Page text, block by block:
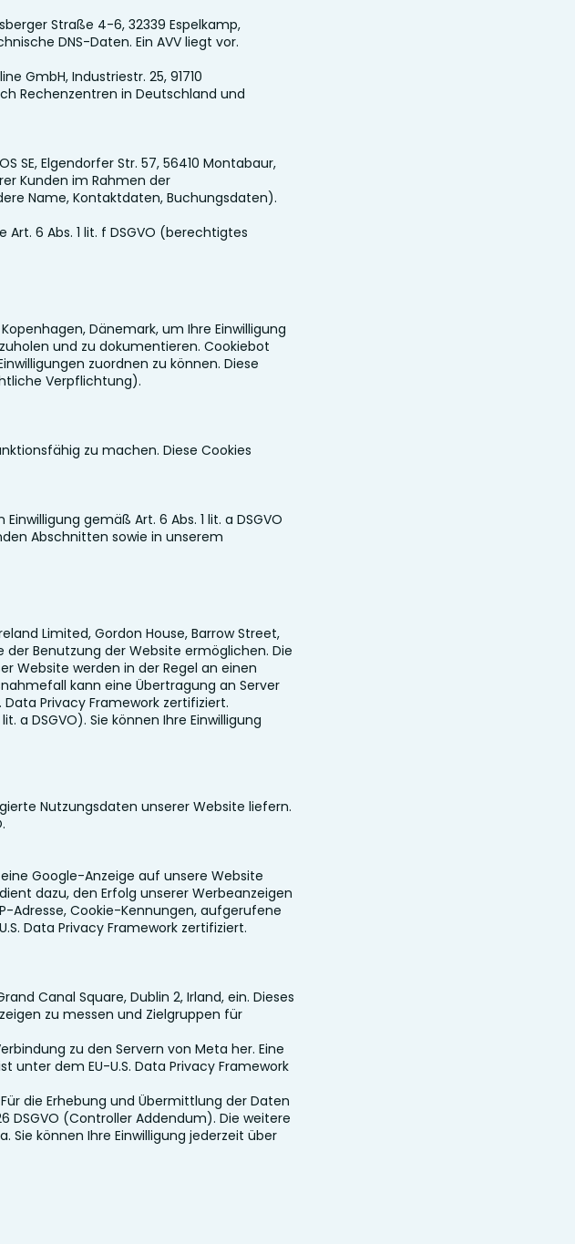
Straße 4-6, 32339 Espelkamp,
DNS-Daten. Ein AVV liegt vor.
GmbH, Industriestr. 25, 91710
Rechenzentren in Deutschland und
SE, Elgendorfer Str. 57, 56410 Montabaur,
Kunden im Rahmen der
Name, Kontaktdaten, Buchungsdaten).
6 Abs. 1 lit. f DSGVO (berechtigtes
Dänemark, um Ihre Einwilligung
und zu dokumentieren. Cookiebot
zuordnen zu können. Diese
Verpflichtung).
zu machen. Diese Cookies
gemäß Art. 6 Abs. 1 lit. a DSGVO
Abschnitten sowie in unserem
Limited, Gordon House, Barrow Street,
der Benutzung der Website ermöglichen. Die
Website werden in der Regel an einen
kann eine Übertragung an Server
Data Privacy Framework zertifiziert.
a DSGVO). Sie können Ihre Einwilligung
Nutzungsdaten unserer Website liefern.
Google-Anzeige auf unsere Website
dazu, den Erfolg unserer Werbeanzeigen
Adresse, Cookie-Kennungen, aufgerufene
Data Privacy Framework zertifiziert.
Canal Square, Dublin 2, Irland, ein. Dieses
zu messen und Zielgruppen für
zu den Servern von Meta her. Eine
unter dem EU-U.S. Data Privacy Framework
die Erhebung und Übermittlung der Daten
(Controller Addendum). Die weitere
können Ihre Einwilligung jederzeit über